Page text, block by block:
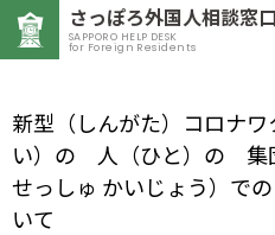
さっぽろ外国人相談窓口
SAPPORO HELP DESK
for Foreign Residents
新型（しんがた）コロナ
い）の 人（ひと）の 集
せっしゅ かいじょう）で
いて